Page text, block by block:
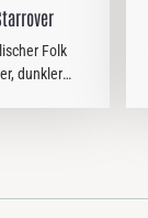
Folk
dunkler